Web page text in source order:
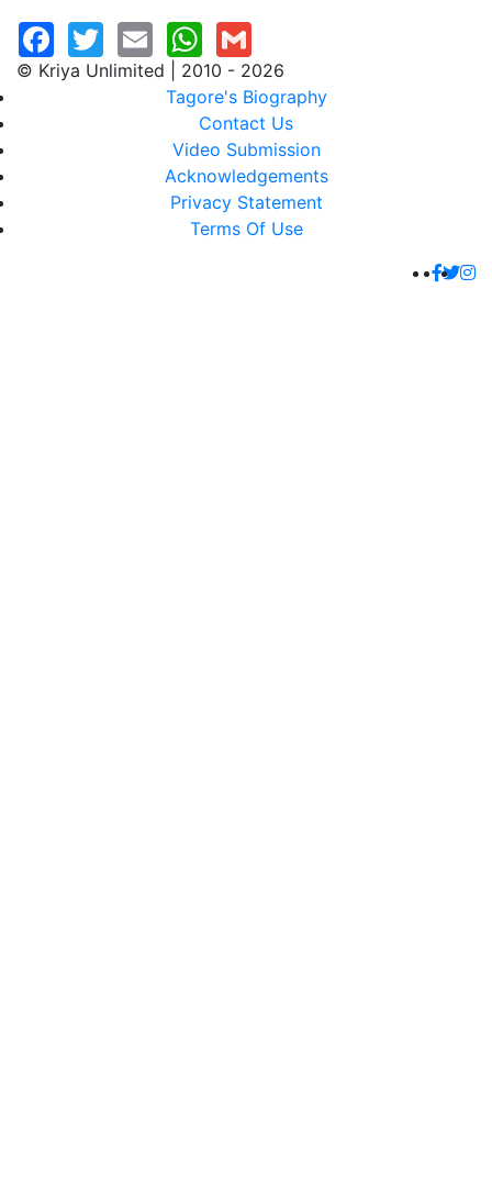
© Kriya Unlimited | 2010 - 2026
Tagore's Biography
Contact Us
Video Submission
Acknowledgements
Privacy Statement
Terms Of Use